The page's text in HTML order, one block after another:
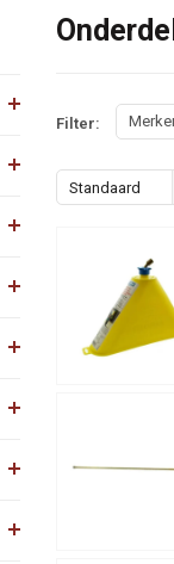
Filter:
Standaard